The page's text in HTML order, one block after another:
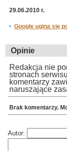
29.06.2010 r.
Google ugina się
Opinie
Redakcja nie
stronach
komentarzy
naruszające
Brak komentarzy.
Autor: